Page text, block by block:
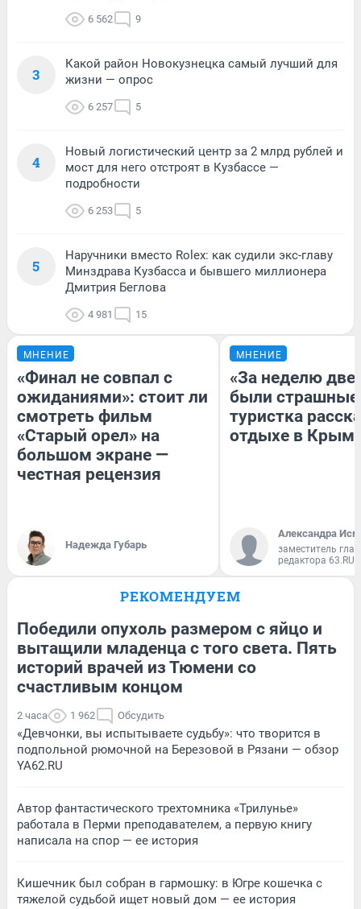
6 562 9
3
Какой район Новокузнецка самый лучший для
жизни — опрос
6 257 5
4
Новый логистический центр за 2 млрд рублей и
мост для него отстроят в Кузбассе —
подробности
6 253 5
5
Наручники вместо Rolex: как судили экс-главу
Минздрава Кузбасса и бывшего миллионера
Дмитрия Беглова
4 981 15
МНЕНИЕ
«Финал не совпал с
ожиданиями»: стоит ли
смотреть фильм
«Старый орел» на
большом экране —
честная рецензия
Надежда Губарь
МНЕНИЕ
«За неделю две
были
туристка
отдыхе в
Александра
заместитель
редактора 63.RU
РЕКОМЕНДУЕМ
Победили опухоль размером с яйцо и
вытащили младенца с того света. Пять
историй врачей из Тюмени со
счастливым концом
2 часа 1 962 Обсудить
«Девчонки, вы испытываете судьбу»: что творится в
подпольной рюмочной на Березовой в Рязани — обзор
YA62.RU
Автор фантастического трехтомника «Трилунье»
работала в Перми преподавателем, а первую книгу
написала на спор — ее история
Кишечник был собран в гармошку: в Югре кошечка с
тяжелой судьбой ищет новый дом — ее история